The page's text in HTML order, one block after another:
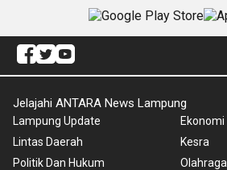
Jelajahi ANTARA News Lampung
Lampung Update
Lintas Daerah
Politik Dan Hukum
Ekonomi
Kesra
Olahraga